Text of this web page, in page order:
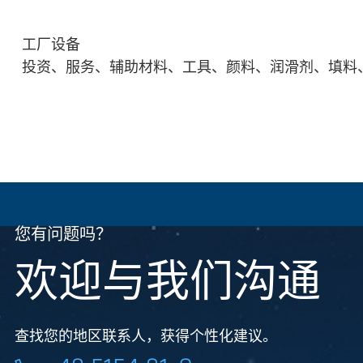
工厂设备
投资、服务、辅助材料、工具、颜料、润滑剂、填
您有问题吗？
欢迎与我们沟通
查找您的地区联系人，获得个性化建议。